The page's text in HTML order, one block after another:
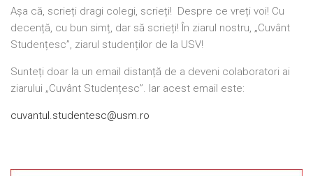
Așa că, scrieți dragi colegi, scrieți! Despre ce vreți voi! Cu
decență, cu bun simț, dar să scrieți! În ziarul nostru, „Cuvânt
Studențesc”, ziarul studenților de la USV!
Sunteți doar la un email distanță de a deveni colaboratori ai
ziarului „Cuvânt Studențesc”. Iar acest email este:
cuvantul.studentesc@usm.ro